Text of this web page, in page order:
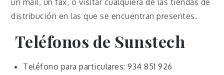
un mail, un fax, o visitar cualquiera de las tiendas de
distribución en las que se encuentran presentes.
Teléfonos de Sunstech
Teléfono para particulares: 934 851 926